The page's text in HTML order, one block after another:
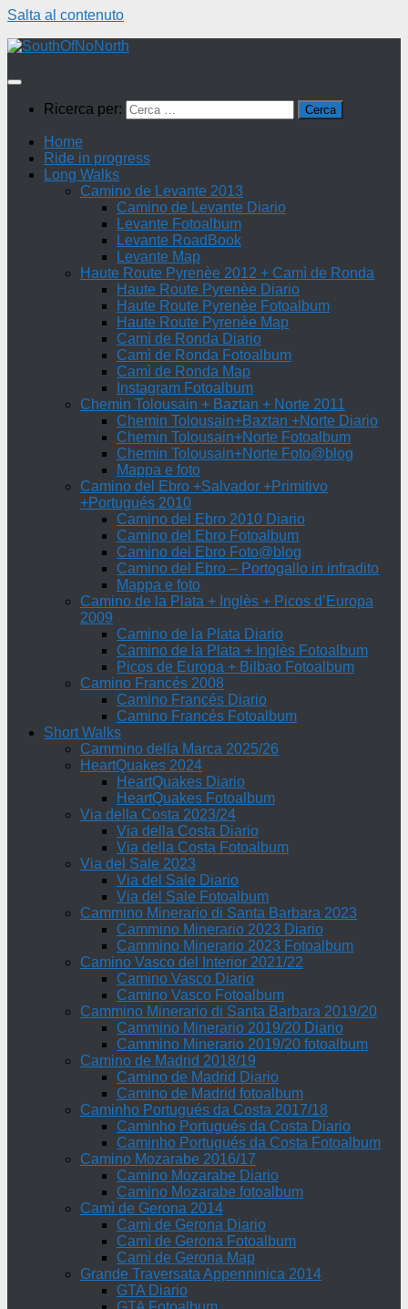
Salta al contenuto
Ricerca per:
Home
Ride in progress
Long Walks
Camino de Levante 2013
Camino de Levante Diario
Levante Fotoalbum
Levante RoadBook
Levante Map
Haute Route Pyrenèe 2012 + Camì de Ronda
Haute Route Pyrenèe Diario
Haute Route Pyrenèe Fotoalbum
Haute Route Pyrenèe Map
Camì de Ronda Diario
Camì de Ronda Fotoalbum
Camì de Ronda Map
Instagram Fotoalbum
Chemin Tolousain + Baztan + Norte 2011
Chemin Tolousain+Baztan +Norte Diario
Chemin Tolousain+Norte Fotoalbum
Chemin Tolousain+Norte Foto@blog
Mappa e foto
Camino del Ebro +Salvador +Primitivo
+Portugués 2010
Camino del Ebro 2010 Diario
Camino del Ebro Fotoalbum
Camino del Ebro Foto@blog
Camino del Ebro – Portogallo in infradito
Mappa e foto
Camino de la Plata + Inglès + Picos d’Europa
2009
Camino de la Plata Diario
Camino de la Plata + Inglès Fotoalbum
Picos de Europa + Bilbao Fotoalbum
Camino Francés 2008
Camino Francés Diario
Camino Francés Fotoalbum
Short Walks
Cammino della Marca 2025/26
HeartQuakes 2024
HeartQuakes Diario
HeartQuakes Fotoalbum
Via della Costa 2023/24
Via della Costa Diario
Via della Costa Fotoalbum
Via del Sale 2023
Via del Sale Diario
Via del Sale Fotoalbum
Cammino Minerario di Santa Barbara 2023
Cammino Minerario 2023 Diario
Cammino Minerario 2023 Fotoalbum
Camino Vasco del Interior 2021/22
Camino Vasco Diario
Camino Vasco Fotoalbum
Cammino Minerario di Santa Barbara 2019/20
Cammino Minerario 2019/20 Diario
Cammino Minerario 2019/20 fotoalbum
Camino de Madrid 2018/19
Camino de Madrid Diario
Camino de Madrid fotoalbum
Caminho Portugués da Costa 2017/18
Caminho Portugués da Costa Diario
Caminho Portugués da Costa Fotoalbum
Camino Mozarabe 2016/17
Camino Mozarabe Diario
Camino Mozarabe fotoalbum
Camì de Gerona 2014
Camì de Gerona Diario
Camì de Gerona Fotoalbum
Camì de Gerona Map
Grande Traversata Appenninica 2014
GTA Diario